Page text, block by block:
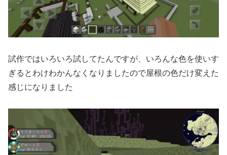
試作ではいろいろ試してたんですが、いろんな色を使いす
ぎるとわけわかんなくなりましたので屋根の色だけ変えた
感じになりました